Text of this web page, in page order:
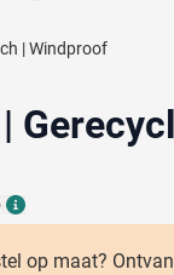
categorie
categorie
&
categorie
| Windproof
Details
op maat?